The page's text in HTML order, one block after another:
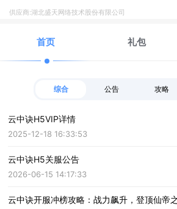
供应商:湖北盛天网络技术股份有限公司
首页 礼包
综合 公告 攻略
云中诀H5VIP详情
2025-12-18 16:33:53
云中诀H5关服公告
2026-06-15 14:17:33
云中诀开服冲榜攻略：战力飙升，登顶仙帝